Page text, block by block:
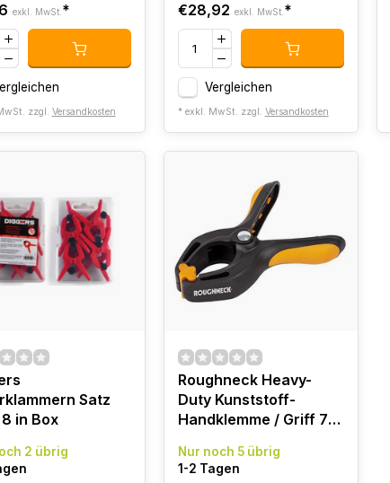
exkl. MwSt. *
zzgl. Versandkosten
€28,92 exkl. MwSt. *
Vergleichen
* exkl. MwSt. zzgl. Versandkosten
Satz
in Box
2 übrig
Roughneck Heavy-
Duty Kunststoff-
Handklemme / Griff 75
Nur noch 5 übrig
1-2 Tagen